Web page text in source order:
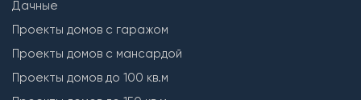
Дачные
Проекты домов с гаражом
Проекты домов с мансардой
Проекты домов до 100 кв.м